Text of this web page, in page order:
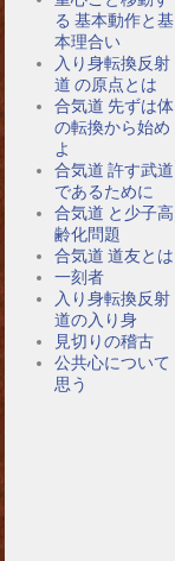
る 基本動作と基
本理合い
入り身転換反射
道 の原点とは
合気道 先ずは体
の転換から始め
よ
合気道 許す武道
であるために
合気道 と少子高
齢化問題
合気道 道友とは
一刻者
入り身転換反射
道の入り身
見切りの稽古
公共心について
思う